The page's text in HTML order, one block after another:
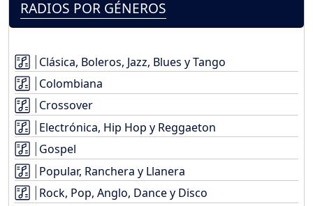
RADIOS POR GÉNEROS
Clásica, Boleros, Jazz, Blues y Tango
Colombiana
Crossover
Electrónica, Hip Hop y Reggaeton
Gospel
Popular, Ranchera y Llanera
Rock, Pop, Anglo, Dance y Disco